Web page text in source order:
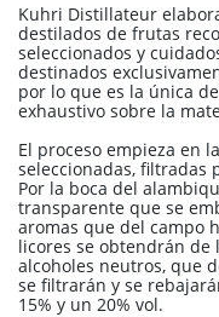
Kuhri Distillateur
destilados de frutas
seleccionados y
destinados
por lo que es la única
exhaustivo sobre la
El proceso empieza en
seleccionadas, filtradas
Por la boca del
transparente que se
aromas que del campo
licores se obtendrán de
alcoholes neutros, que
se filtrarán y se
15% y un 20% vol.